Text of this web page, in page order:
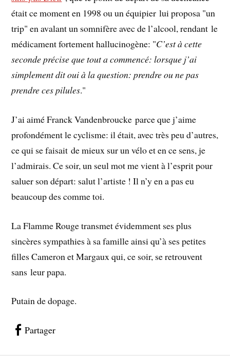
était ce moment en 1998 ou un équipier lui proposa "un
trip" en avalant un somnifère avec de l’alcool, rendant le
médicament fortement hallucinogène: "C’est à cette
seconde précise que tout a commencé: lorsque j’ai
simplement dit oui à la question: prendre ou ne pas
prendre ces pilules."
J’ai aimé Franck Vandenbroucke parce que j’aime
profondément le cyclisme: il était, avec très peu d’autres,
ce qui se faisait de mieux sur un vélo et en ce sens, je
l’admirais. Ce soir, un seul mot me vient à l’esprit pour
saluer son départ: salut l’artiste ! Il n’y en a pas eu
beaucoup des comme toi.
La Flamme Rouge transmet évidemment ses plus
sincères sympathies à sa famille ainsi qu’à ses petites
filles Cameron et Margaux qui, ce soir, se retrouvent
sans leur papa.
Putain de dopage.
Partager